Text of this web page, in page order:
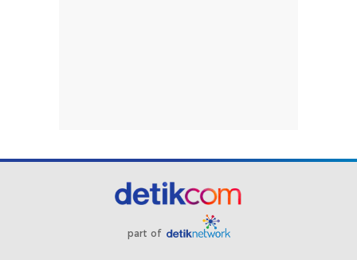
part of